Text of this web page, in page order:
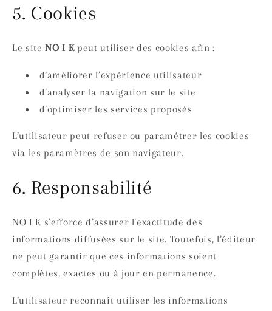
5. Cookies
Le siteNO I Kpeut utiliser des cookies afin :
d’améliorer l’expérience utilisateur
d’analyser la navigation sur le site
d’optimiser les services proposés
L’utilisateur peut refuser ou paramétrer les cookies
via les paramètres de son navigateur.
6. Responsabilité
NO I K s’efforce d’assurer l’exactitude des
informations diffusées sur le site. Toutefois, l’éditeur
ne peut garantir que ces informations soient
complètes, exactes ou à jour en permanence.
L’utilisateur reconnaît utiliser les informations